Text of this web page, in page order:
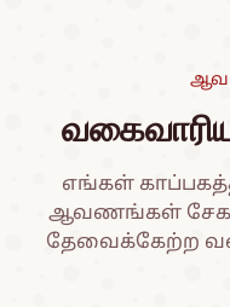
எங்கள்
ஆவணங்கள்
தேவைக்கேற்ற